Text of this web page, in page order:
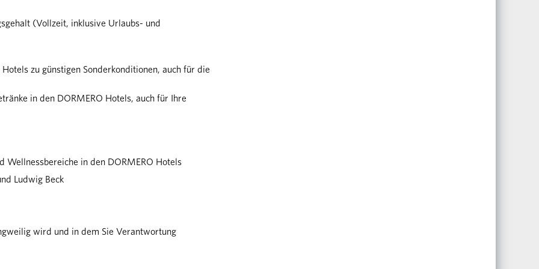
(Vollzeit, inklusive Urlaubs- und
zu günstigen Sonderkonditionen, auch für die
in den DORMERO Hotels, auch für Ihre
Wellnessbereiche in den DORMERO Hotels
Ludwig Beck
wird und in dem Sie Verantwortung